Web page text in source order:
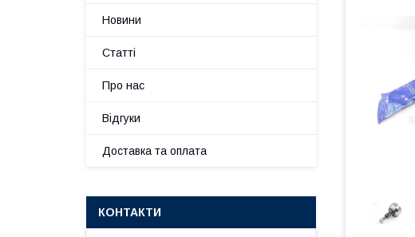
Новини
Статті
Про нас
Відгуки
Доставка та оплата
КОНТАКТИ